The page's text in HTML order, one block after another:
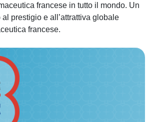
francese in tutto il mondo. Un
prestigio e all’attrattiva globale
francese.